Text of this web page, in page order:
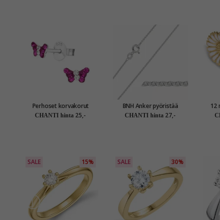
Perhoset korvakorut
lapsille hopea - Little Ones
CHANTI hinta 25,-
BNH Anker pyöristää
kaulaketju hopeaa 50 cm x
CHANTI hinta 27,-
12
SALE 15% SALE 30%